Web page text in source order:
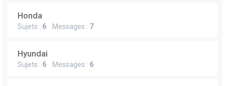
Honda
Sujets : 6 Messages : 7
Hyundai
Sujets : 6 Messages : 6